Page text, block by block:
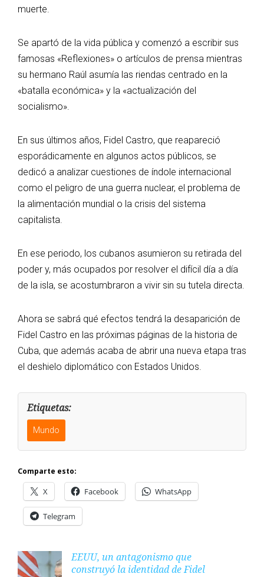
muerte.
Se apartó de la vida pública y comenzó a escribir sus
famosas «Reflexiones» o artículos de prensa mientras
su hermano Raúl asumía las riendas centrado en la
«batalla económica» y la «actualización del
socialismo».
En sus últimos años, Fidel Castro, que reapareció
esporádicamente en algunos actos públicos, se
dedicó a analizar cuestiones de índole internacional
como el peligro de una guerra nuclear, el problema de
la alimentación mundial o la crisis del sistema
capitalista.
En ese periodo, los cubanos asumieron su retirada del
poder y, más ocupados por resolver el difícil día a día
de la isla, se acostumbraron a vivir sin su tutela directa.
Ahora se sabrá qué efectos tendrá la desaparición de
Fidel Castro en las próximas páginas de la historia de
Cuba, que además acaba de abrir una nueva etapa tras
el deshielo diplomático con Estados Unidos.
Etiquetas:
Mundo
Comparte esto:
X Facebook WhatsApp
Telegram
EEUU, un antagonismo que
construyó la identidad de Fidel